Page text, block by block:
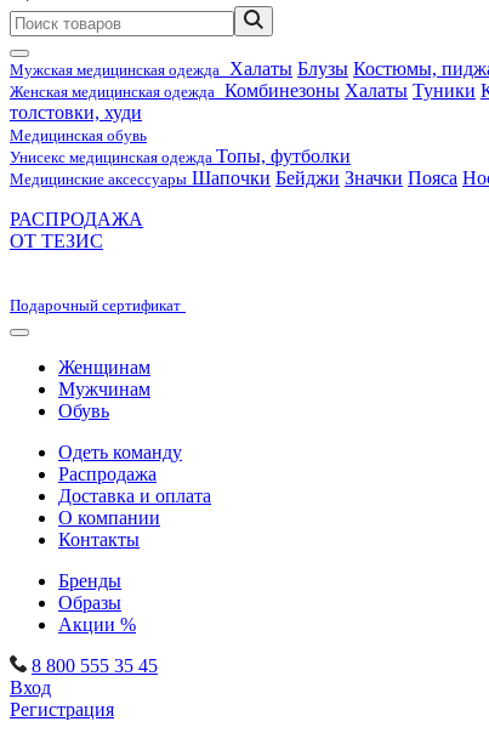
Мужская медицинская одежда Халаты Блузы Костюмы,
Женская медицинская одежда Комбинезоны Халаты Туники
толстовки, худи
Медицинская обувь
Унисекс медицинская одежда Топы, футболки
Медицинские аксессуары Шапочки Бейджи Значки Пояса
РАСПРОДАЖА
ОТ ТЕЗИС
Подарочный сертификат
Женщинам
Мужчинам
Обувь
Одеть команду
Распродажа
Доставка и оплата
О компании
Контакты
Бренды
Образы
Акции %
8 800 555 35 45
Вход
Регистрация